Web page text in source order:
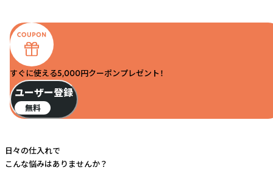
すぐに使える5,000円クーポンプレゼント！
ユーザー登録
無料
日々の仕入れで
こんな悩みはありませんか？